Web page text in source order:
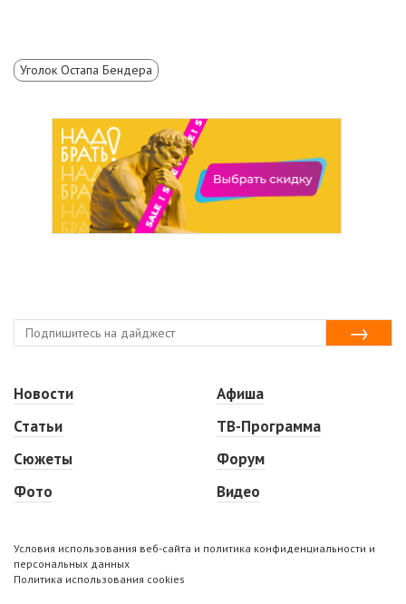
Уголок Остапа Бендера
Новости
Статьи
Сюжеты
Фото
Афиша
ТВ-Программа
Форум
Видео
Условия использования веб-сайта и политика конфиденциальности и
персональных данных
Политика использования cookies